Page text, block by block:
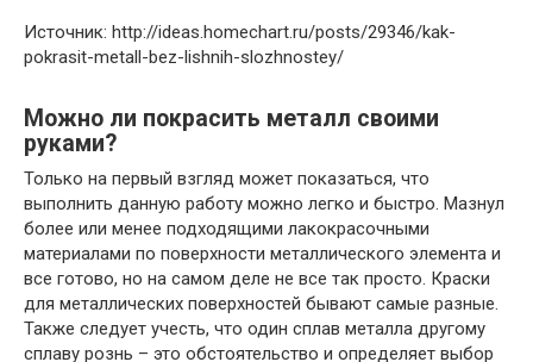
Источник: http://ideas.homechart.ru/posts/29346/kak-
pokrasit-metall-bez-lishnih-slozhnostey/
Можно ли покрасить металл своими
руками?
Только на первый взгляд может показаться, что
выполнить данную работу можно легко и быстро. Мазнул
более или менее подходящими лакокрасочными
материалами по поверхности металлического элемента и
все готово, но на самом деле не все так просто. Краски
для металлических поверхностей бывают самые разные.
Также следует учесть, что один сплав металла другому
сплаву рознь – это обстоятельство и определяет выбор